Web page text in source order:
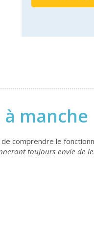
manche
comprendre le
toujours envie de